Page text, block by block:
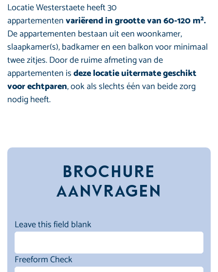
Locatie Westerstaete heeft 30
appartementenvariërend in grootte van 60-120 m².
De appartementen bestaan uit een woonkamer,
slaapkamer(s), badkamer en een balkon voor minimaal
twee zitjes. Door de ruime afmeting van de
appartementen isdeze locatie uitermate geschikt
voor echtparen, ook als slechts één van beide zorg
nodig heeft.
Brochure
aanvragen
Leave this field blank
Freeform Check